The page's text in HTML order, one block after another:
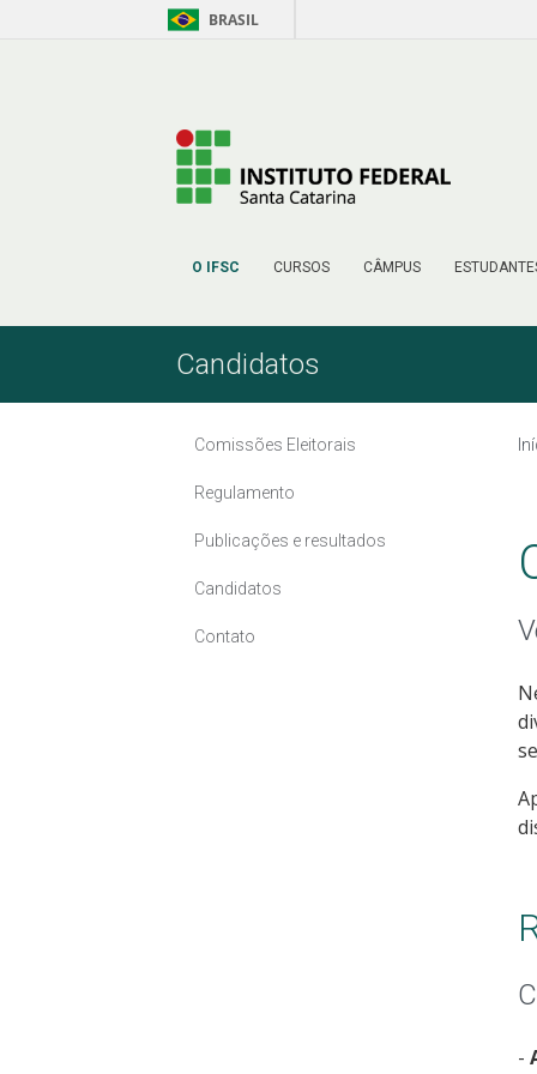
Pular para o Conteúdo BRASIL
O IFSC CURSOS CÂMPUS
Candidatos
Comissões Eleitorais
Regulamento
Publicações e resultados
Candidatos
Contato
-